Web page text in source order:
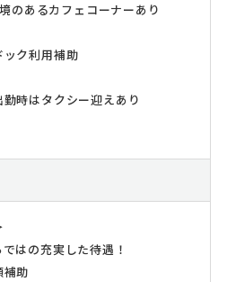
あるカフェコーナーあり
ク利用補助
時はタクシー迎えあり
はの充実した待遇！
補助